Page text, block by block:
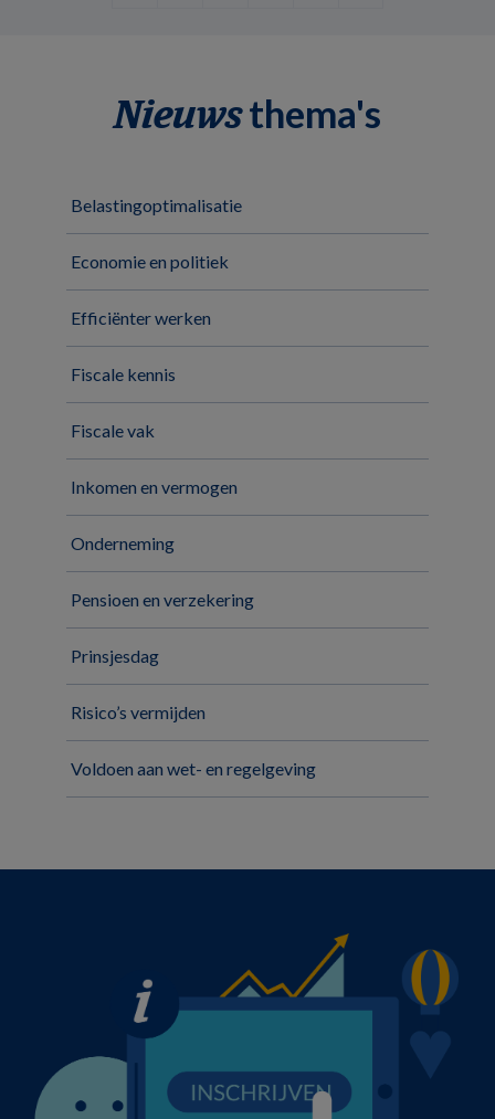
Nieuwsthema's
Belastingoptimalisatie
Economie en politiek
Efficiënter werken
Fiscale kennis
Fiscale vak
Inkomen en vermogen
Onderneming
Pensioen en verzekering
Prinsjesdag
Risico’s vermijden
Voldoen aan wet- en regelgeving